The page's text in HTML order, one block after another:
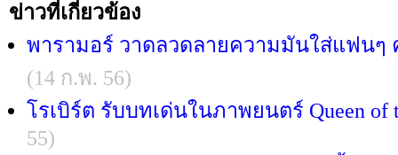
ข่าวที่เกี่ยวข้อง
พารามอร์ วาดลวดลายความมันใส่แฟนๆ
(14 ก.พ. 56)
โรเบิร์ต รับบทเด่นในภาพยนตร์ Queen of
55)